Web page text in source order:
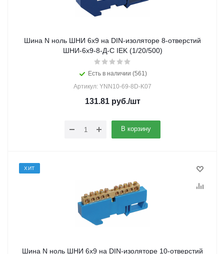
Шина N ноль ШНИ 6х9 на DIN-изоляторе 8-отверстий
ШНИ-6х9-8-Д-С IEK (1/20/500)
Есть в наличии (561)
Артикул: YNN10-69-8D-K07
131.81руб./шт
В корзину
ХИТ
Шина N ноль ШНИ 6х9 на DIN-изоляторе 10-отверстий